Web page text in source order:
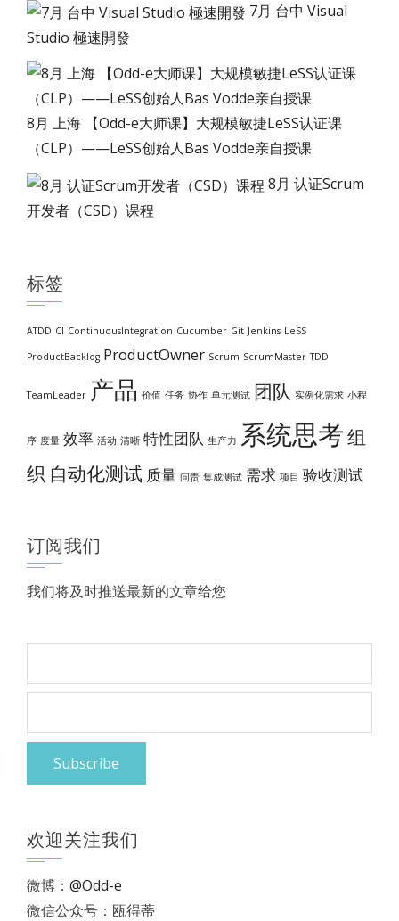
7月 台中 Visual
Studio 極速開發
8月 上海 【Odd-e大师课】大规模敏捷LeSS认证课
（CLP）——LeSS创始人Bas Vodde亲自授课
8月 认证Scrum
开发者（CSD）课程
标签
ATDD CI ContinuousIntegration Cucumber Git Jenkins LeSS
ProductBacklog ProductOwner Scrum ScrumMaster TDD
TeamLeader 产品 价值 任务 协作 单元测试 团队 实例化需求 小程
序 度量 效率 活动 清晰 特性团队 生产力 系统思考组
织 自动化测试 质量 问责 集成测试 需求 项目 验收测试
订阅我们
我们将及时推送最新的文章给您
欢迎关注我们
微博： @Odd-e
微信公众号：瓯得蒂